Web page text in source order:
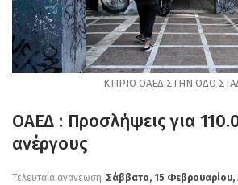
ΚΤΙΡΙΟ ΟΑΕΔ ΣΤΗΝ ΟΔΟ
ΟΑΕΔ : Προσλήψεις για
ανέργους
Τελευταία ανανέωση Σάββατο, 15 Φεβρουαρίου,